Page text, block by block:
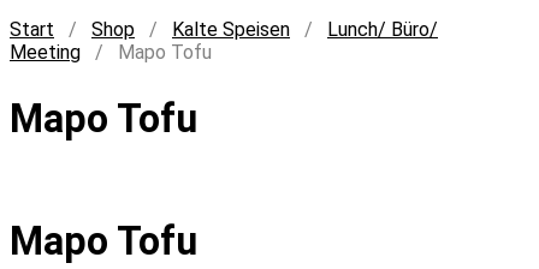
Start / Shop / Kalte Speisen / Lunch/ Büro/
Meeting / Mapo Tofu
Mapo Tofu
Mapo Tofu